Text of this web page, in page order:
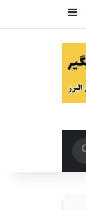
مقاله تصادفی
برای